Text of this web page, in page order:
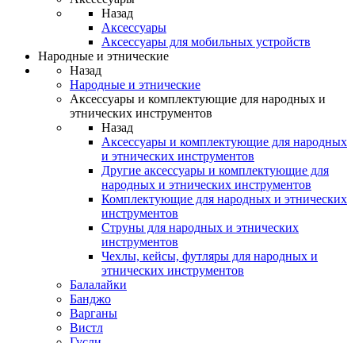
Назад
Аксессуары
Аксессуары для мобильных устройств
Народные и этнические
Назад
Народные и этнические
Аксессуары и комплектующие для народных и
этнических инструментов
Назад
Аксессуары и комплектующие для народных
и этнических инструментов
Другие аксессуары и комплектующие для
народных и этнических инструментов
Комплектующие для народных и этнических
инструментов
Струны для народных и этнических
инструментов
Чехлы, кейсы, футляры для народных и
этнических инструментов
Балалайки
Банджо
Варганы
Вистл